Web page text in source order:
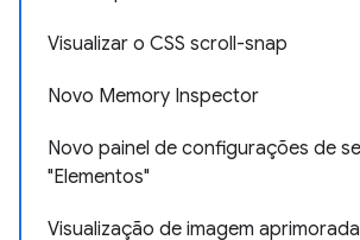
Visualizar o CSS scroll-snap
Novo Memory Inspector
Novo painel de configurações de
"Elementos"
Visualização de imagem